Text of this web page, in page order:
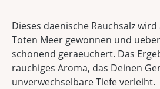
Dieses daenische Rauchsalz
Toten Meer gewonnen und
schonend geraeuchert. Das
rauchiges Aroma, das Deinen
unverwechselbare Tiefe verleiht.